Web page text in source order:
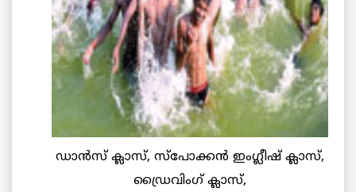
ഡാന്‍സ് ക്ലാസ്, സ്പോക്കന്‍ ഇംഗ്ലീഷ് ക്ലാസ്,
ഡ്രൈവിംഗ് ക്ലാസ്,